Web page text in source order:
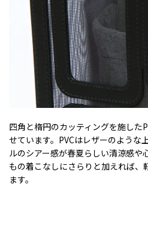
四角と楕円のカッティングを施した
せています。PVCはレザーのような
ルのシアー感が春夏らしい清涼感や
もの着こなしにさらりと加えれば、
ます。